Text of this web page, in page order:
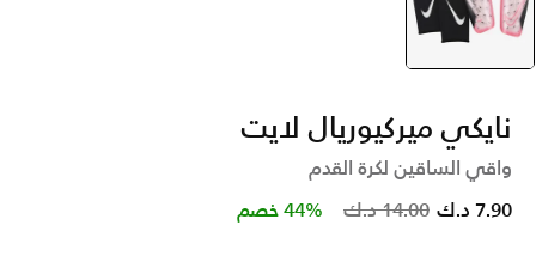
selected
أسود
نايكي ميركيوريال لايت
واقي الساقين لكرة القدم
Price reduced from
14.00 د.ك to 7.90 د.ك 44% خصم